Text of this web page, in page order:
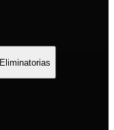
Eliminatorias